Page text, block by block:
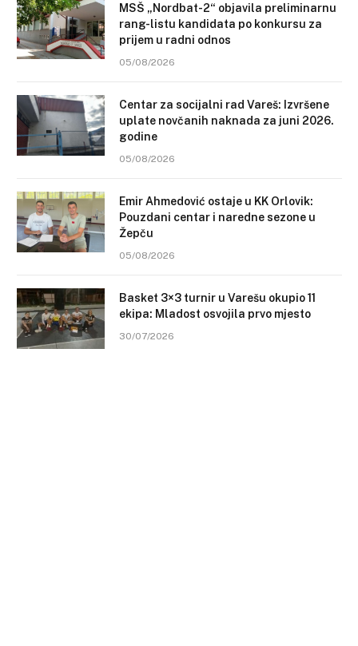
MSŠ „Nordbat-2“ objavila preliminarnu
rang-listu kandidata po konkursu za
prijem u radni odnos
05/08/2026
Centar za socijalni rad Vareš: Izvršene
uplate novčanih naknada za juni 2026.
godine
05/08/2026
Emir Ahmedović ostaje u KK Orlovik:
Pouzdani centar i naredne sezone u
Žepču
05/08/2026
Basket 3×3 turnir u Varešu okupio 11
ekipa: Mladost osvojila prvo mjesto
30/07/2026